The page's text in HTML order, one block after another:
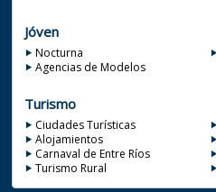
Jóven
Nocturna
Agencias de Modelos
Turismo
Ciudades Turísticas
Alojamientos
Carnaval de Entre Ríos
Turismo Rural